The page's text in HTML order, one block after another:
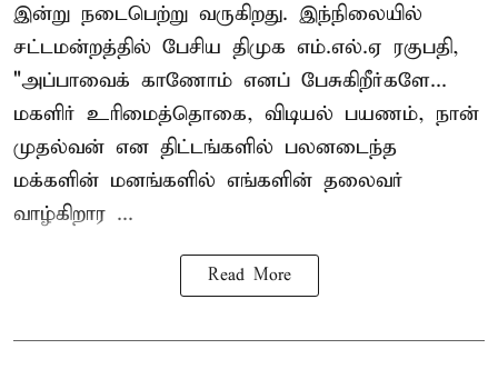
இன்று நடைபெற்று வருகிறது. இந்நிலையில்
சட்டமன்றத்தில் பேசிய திமுக எம்.எல்.ஏ ரகுபதி,
"அப்பாவைக் காணோம் எனப் பேசுகிறீர்களே...
மகளிர் உரிமைத்தொகை, விடியல் பயணம், நான்
முதல்வன் என திட்டங்களில் பலனடைந்த
மக்களின் மனங்களில் எங்களின் தலைவர்
வாழ்கிறார ...
Read More